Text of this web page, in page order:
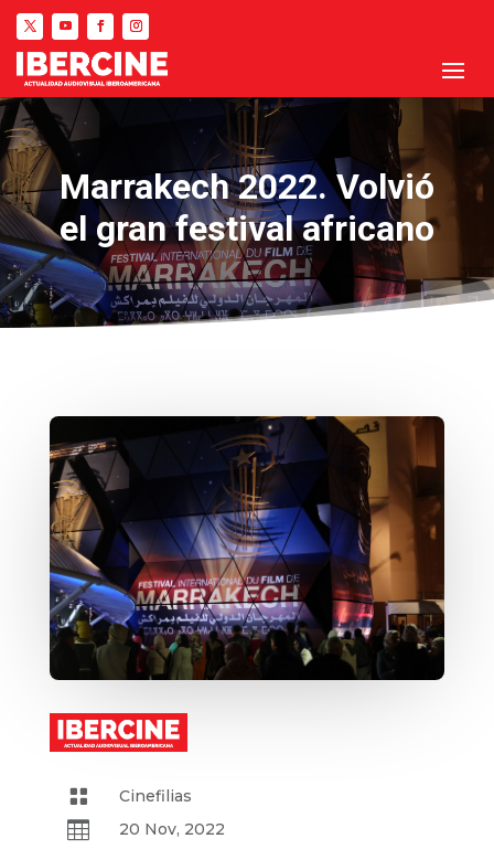
Marrakech 2022. Volvió
el gran festival africano
 Cinefilias
 20 Nov, 2022